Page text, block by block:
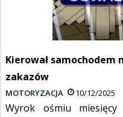
Kierował samochodem
zakazów
MOTORYZACJA 10/12/2025
Wyrok ośmiu miesięcy